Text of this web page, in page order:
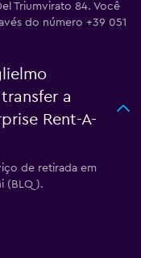
Triumvirato 84. Você
do número +39 051
a
Rent-A-
de retirada em
(BLQ).